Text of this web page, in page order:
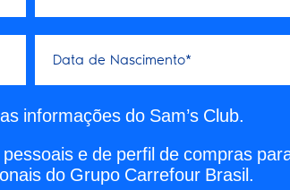
informações do Sam’s Club.
e de perfil de compras
do Grupo Carrefour Brasil.